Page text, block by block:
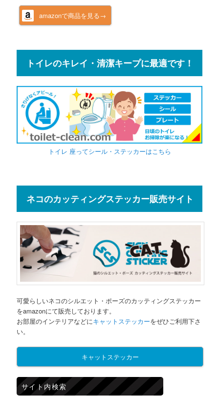
amazonで商品を見る→
トイレのキレイ・清潔キープに最適です！
トイレ 座ってシール・ステッカーはこちら
ネコのカッティングステッカー販売サイト
可愛らしいネコのシルエット・ポーズのカッティングステッカー
をamazonにて販売しております。
お部屋のインテリアなどにキャットステッカーをぜひご利用下さ
い。
キャットステッカー
サイト内検索